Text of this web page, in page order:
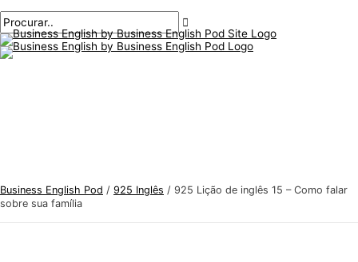
para
o
conteúdo
principal
Business English Pod / 925 Inglês / 925 Lição de inglês 15 – Como falar
sobre sua família
navegação
aqui..
mail*
T
ó
p
i
P
r
o